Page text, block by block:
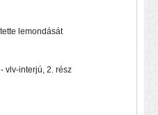
lemondását
vlv-interjú, 2. rész